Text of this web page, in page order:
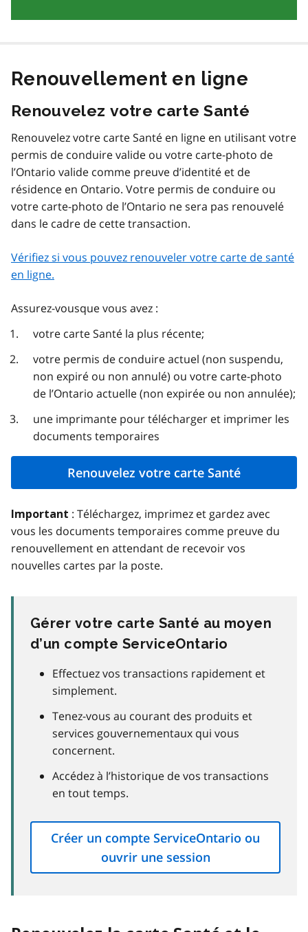
Renouvellement en ligne
Renouvelez votre carte Santé
Renouvelez votre carte Santé en ligne en utilisant votre
permis de conduire valide ou votre carte-photo de
l’Ontario valide comme preuve d’identité et de
résidence en Ontario. Votre permis de conduire ou
votre carte-photo de l’Ontario ne sera pas renouvelé
dans le cadre de cette transaction.
Vérifiez si vous pouvez renouveler votre carte de santé
en ligne.
Assurez-vousque vous avez :
votre carte Santé la plus récente;
votre permis de conduire actuel (non suspendu,
non expiré ou non annulé) ou votre carte-photo
de l’Ontario actuelle (non expirée ou non annulée);
une imprimante pour télécharger et imprimer les
documents temporaires
Renouvelez votre carte Santé
Important : Téléchargez, imprimez et gardez avec
vous les documents temporaires comme preuve du
renouvellement en attendant de recevoir vos
nouvelles cartes par la poste.
Gérer votre carte Santé au moyen
d’un compte ServiceOntario
Effectuez vos transactions rapidement et
simplement.
Tenez-vous au courant des produits et
services gouvernementaux qui vous
concernent.
Accédez à l’historique de vos transactions
en tout temps.
Créer un compte ServiceOntario ou
ouvrir une session